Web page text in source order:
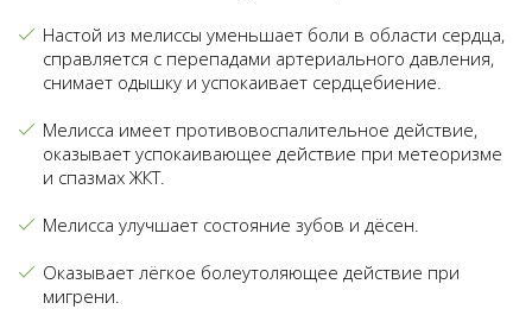
Настой из мелиссы уменьшает боли в области сердца,
справляется с перепадами артериального давления,
снимает одышку и успокаивает сердцебиение.
Мелисса имеет противовоспалительное действие,
оказывает успокаивающее действие при метеоризме
и спазмах ЖКТ.
Мелисса улучшает состояние зубов и дёсен.
Оказывает лёгкое болеутоляющее действие при
мигрени.